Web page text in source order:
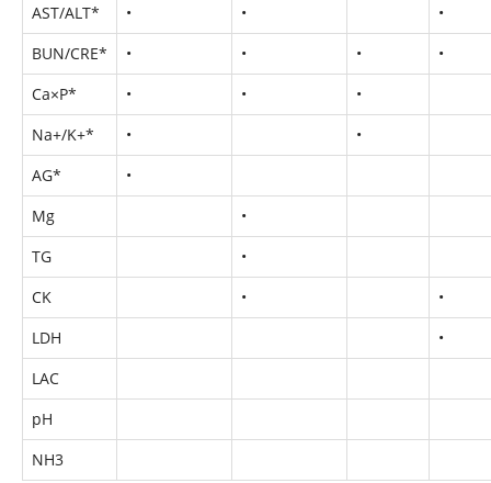
AST/ALT*
• •
•
BUN/CRE*
• • •
•
Ca×P*
• •
•
Na+/K+*
•
•
AG*
•
Mg
•
TG
•
CK
•
•
LDH
•
LAC
pH
NH3